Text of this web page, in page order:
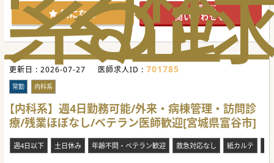
も必ず事前にチェックし丁寧に対応しています。
■健診業務は100%企業健診であり、地域や企業の集団的な
健康管理をサポートするという社会貢献性の高い役割を担う
ことができます。
■クリニックのアクセスが良い場所にあるため、出張の際も
集合・解散がスムーズで、移動によるストレスが最小限に抑
えられます。
【働きやすさ】
■残業は「ほぼなし」となっており、勤務時間後の予定が立
てやすく、プライベートやご家庭の時間を充実させることが
可能です。
■有給休暇は法定通りに付与され、取得しやすい環境にある
ため、医師の皆様の休息やワークライフバランスにも配慮し
ています。
■月の半分は出張がありますが、東北6県が中心（約6割）で
あり、遠方への出張は計画的に行われるため、生活リズムを
大きく崩す心配が少ないです。
気になる この求人に
問い合わせる
更新日 : 2026-07-27 医師求人ID : 701785
常勤 内科系
【内科系】週4日勤務可能/外来・病棟管理・訪問診
療/残業ほぼなし/ベテラン医師歓迎[宮城県富谷市]
週4日以下 土日休み 年齢不問・ベテラン歓迎 救急対応なし 紙カルテ